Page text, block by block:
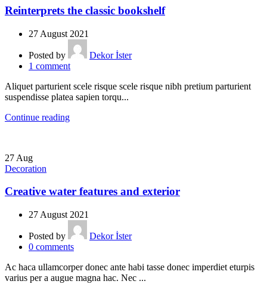
Reinterprets the classic bookshelf
27 August 2021
Posted by
Dekor İster
1 comment
Aliquet parturient scele risque scele risque nibh pretium parturient
suspendisse platea sapien torqu...
Continue reading
27 Aug
Decoration
Creative water features and exterior
27 August 2021
Posted by
Dekor İster
0 comments
Ac haca ullamcorper donec ante habi tasse donec imperdiet eturpis
varius per a augue magna hac. Nec ...